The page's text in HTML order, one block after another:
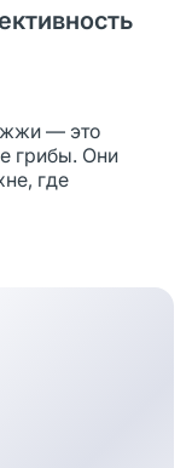
— это
грибы. Они
где